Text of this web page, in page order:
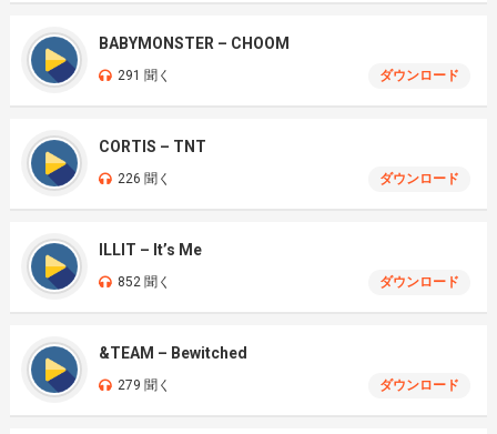
BABYMONSTER – CHOOM
291 聞く ダウンロード
CORTIS – TNT
226 聞く ダウンロード
ILLIT – It’s Me
852 聞く ダウンロード
&TEAM – Bewitched
279 聞く ダウンロード